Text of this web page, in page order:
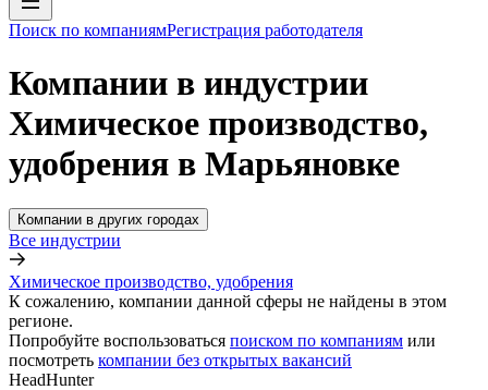
Поиск по компаниямРегистрация работодателя
Компании в индустрии
Химическое производство,
удобрения в Марьяновке
Компании в других городах
Все индустрии
Химическое производство, удобрения
К сожалению, компании данной сферы не найдены в этом
регионе.
Попробуйте воспользоваться поиском по компаниям или
посмотреть компании без открытых вакансий
HeadHunter